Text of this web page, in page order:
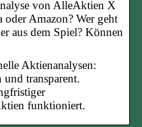
von AlleAktien X
Amazon? Wer geht
aus dem Spiel? Können
Aktienanalysen:
transparent.
funktioniert.